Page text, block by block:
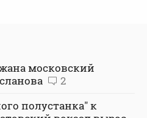
московский
2
полустанка" к